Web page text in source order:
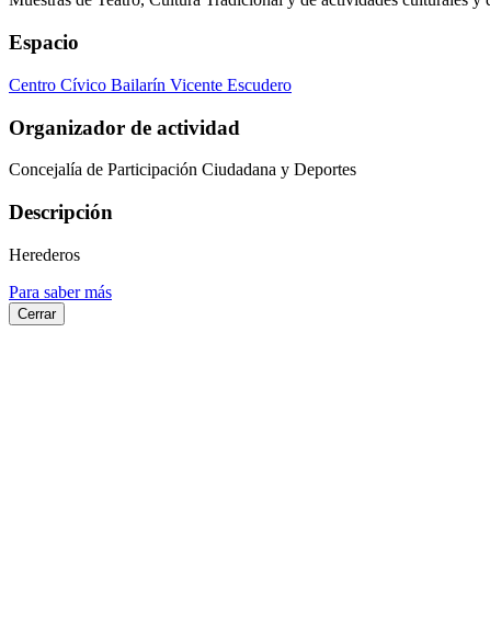
Espacio
Centro Cívico Bailarín Vicente Escudero
Organizador de actividad
Concejalía de Participación Ciudadana y Deportes
Descripción
Herederos
Para saber más
Cerrar